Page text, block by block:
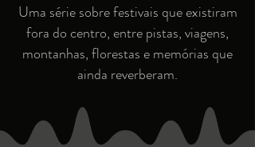
Uma série sobre festivais que existiram
fora do centro, entre pistas, viagens,
montanhas, florestas e memórias que
ainda reverberam.